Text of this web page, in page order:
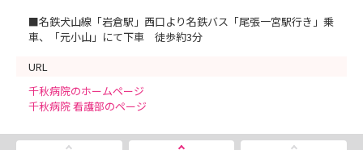
■名鉄犬山線「岩倉駅」西口より名鉄バス「尾張一宮駅行き」乗
車、「元小山」にて下車 徒歩約3分
URL
千秋病院のホームページ
千秋病院 看護部のページ